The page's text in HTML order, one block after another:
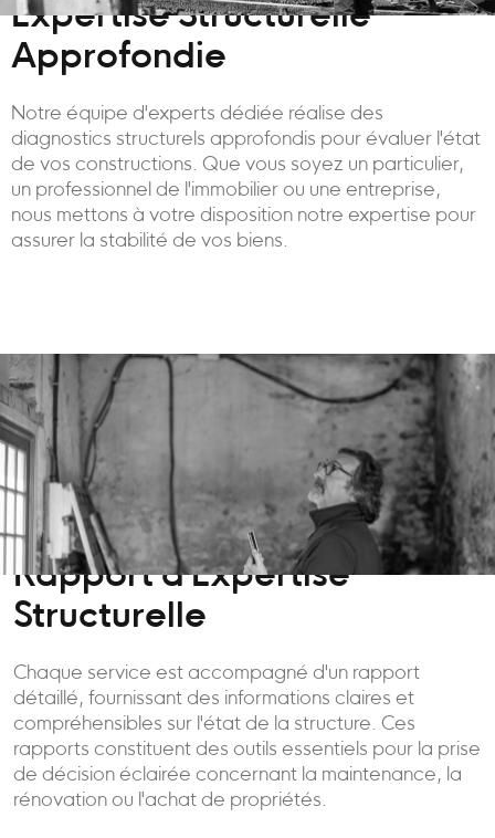
Expertise Structurelle
Approfondie
Notre équipe d'experts dédiée réalise des
diagnostics structurels approfondis pour évaluer l'état
de vos constructions. Que vous soyez un particulier,
un professionnel de l'immobilier ou une entreprise,
nous mettons à votre disposition notre expertise pour
assurer la stabilité de vos biens.
Rapport d'Expertise
Structurelle
Chaque service est accompagné d'un rapport
détaillé, fournissant des informations claires et
compréhensibles sur l'état de la structure. Ces
rapports constituent des outils essentiels pour la prise
de décision éclairée concernant la maintenance, la
rénovation ou l'achat de propriétés.